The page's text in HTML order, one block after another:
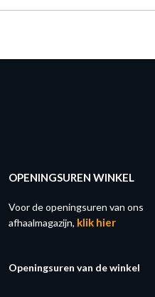
OPENINGSUREN WINKEL
Voor de openingsuren van ons
afhaalmagazijn, klik hier
Openingsuren van de winkel